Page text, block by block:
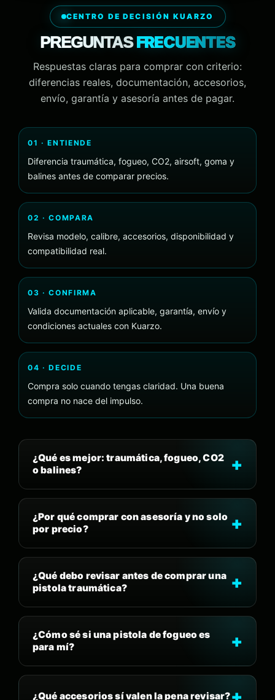
CENTRO DE DECISIÓN KUARZO
PREGUNTASFRECUENTES
Respuestas claras para comprar con criterio:
diferencias reales, documentación, accesorios,
envío, garantía y asesoría antes de pagar.
01 · ENTIENDE
Diferencia traumática, fogueo, CO2, airsoft, goma y
balines antes de comparar precios.
02 · COMPARA
Revisa modelo, calibre, accesorios, disponibilidad y
compatibilidad real.
03 · CONFIRMA
Valida documentación aplicable, garantía, envío y
condiciones actuales con Kuarzo.
04 · DECIDE
Compra solo cuando tengas claridad. Una buena
compra no nace del impulso.
¿Qué es mejor: traumática, fogueo, CO2
o balines?
¿Por qué comprar con asesoría y no solo
por precio?
¿Qué debo revisar antes de comprar una
pistola traumática?
¿Cómo sé si una pistola de fogueo es
para mí?
¿Qué accesorios sí valen la pena revisar?